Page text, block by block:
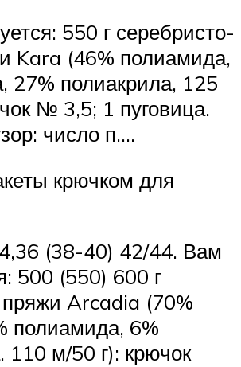
550 г серебристо-
Kara (46% полиамида,
27% полиакрила, 125
№ 3,5; 1 пуговица.
число п….
крючком для
(38-40) 42/44. Вам
500 (550) 600 г
Arcadia (70%
полиамида, 6%
110 м/50 г): крючок